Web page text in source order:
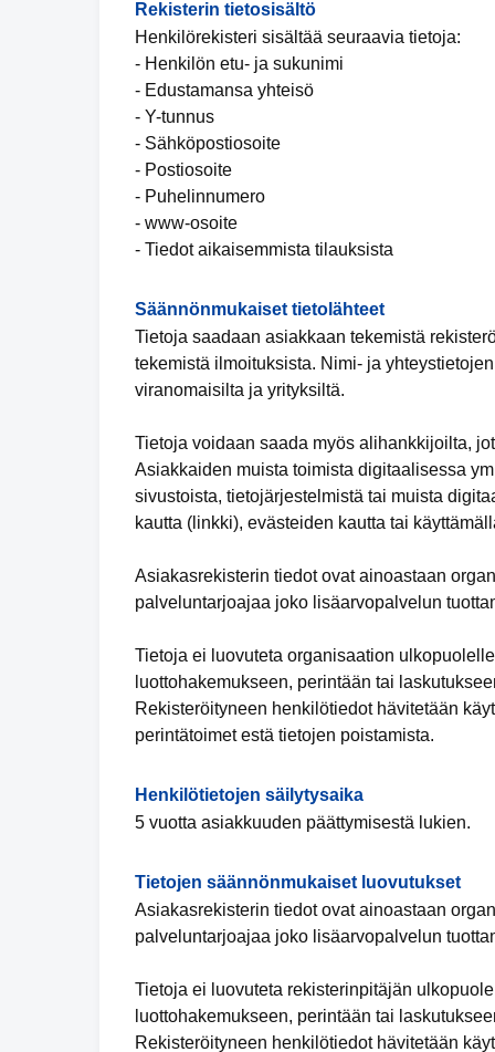
Rekisterin tietosisältö
Henkilörekisteri sisältää seuraavia tietoja:
- Henkilön etu- ja sukunimi
- Edustamansa yhteisö
- Y-tunnus
- Sähköpostiosoite
- Postiosoite
- Puhelinnumero
- www-osoite
- Tiedot aikaisemmista tilauksista
Säännönmukaiset tietolähteet
Tietoja saadaan asiakkaan tekemistä
tekemistä ilmoituksista. Nimi- ja
viranomaisilta ja yrityksiltä.
Tietoja voidaan saada myös alihankkijoilta,
Asiakkaiden muista toimista digitaalisessa
sivustoista, tietojärjestelmistä tai muista
kautta (linkki), evästeiden kautta tai
Asiakasrekisterin tiedot ovat ainoastaan
palveluntarjoajaa joko lisäarvopalvelun
Tietoja ei luovuteta organisaation
luottohakemukseen, perintään tai
Rekisteröityneen henkilötiedot hävitetään
perintätoimet estä tietojen poistamista.
Henkilötietojen säilytysaika
5 vuotta asiakkuuden päättymisestä lukien.
Tietojen säännönmukaiset luovutukset
Asiakasrekisterin tiedot ovat ainoastaan
palveluntarjoajaa joko lisäarvopalvelun
Tietoja ei luovuteta rekisterinpitäjän
luottohakemukseen, perintään tai
Rekisteröityneen henkilötiedot hävitetään